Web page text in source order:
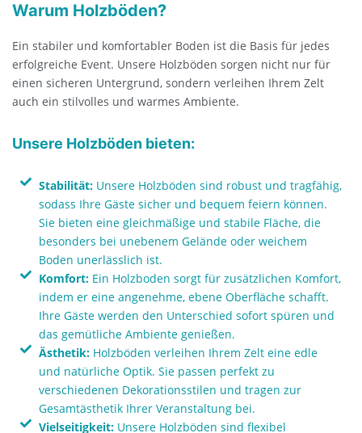
Warum Holzböden?
Ein stabiler und komfortabler Boden ist die Basis für jedes
erfolgreiche Event. Unsere Holzböden sorgen nicht nur für
einen sicheren Untergrund, sondern verleihen Ihrem Zelt
auch ein stilvolles und warmes Ambiente.
Unsere Holzböden bieten:
Stabilität: Unsere Holzböden sind robust und tragfähig,
sodass Ihre Gäste sicher und bequem feiern können.
Sie bieten eine gleichmäßige und stabile Fläche, die
besonders bei unebenem Gelände oder weichem
Boden unerlässlich ist.
Komfort: Ein Holzboden sorgt für zusätzlichen Komfort,
indem er eine angenehme, ebene Oberfläche schafft.
Ihre Gäste werden den Unterschied sofort spüren und
das gemütliche Ambiente genießen.
Ästhetik: Holzböden verleihen Ihrem Zelt eine edle
und natürliche Optik. Sie passen perfekt zu
verschiedenen Dekorationsstilen und tragen zur
Gesamtästhetik Ihrer Veranstaltung bei.
Vielseitigkeit: Unsere Holzböden sind flexibel